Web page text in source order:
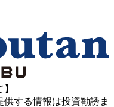
する情報は投資勧誘ま